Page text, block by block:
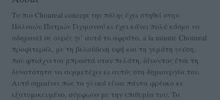
Το πιο Choureal concept της πόλης έχει στηθεί στην
Παλαιών Πατρών Γερμανού κι έχει κάνει πολύ κόσμο να
αδημονεί σε ουρές γι’ αυτό το αφράτο, a la minute Choureal
προφιτερόλ, με τη βελούδινη υφή και τη γεμάτη γεύση,
που φτιάχνεται μπροστά στον πελάτη, δίνοντας έτσι τη
δυνατότητα να συμμετέχει κι αυτός στη δημιουργία του.
Αυτό σημαίνει πως το γλυκό είναι πάντα φρέσκο κι
εξατομικευμένο, σύμφωνα με την επιθυμία του. Τα